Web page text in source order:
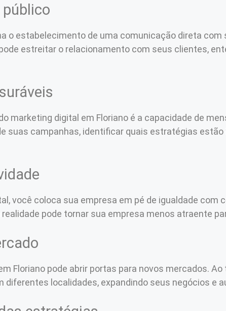
o estabelecimento de uma comunicação direta
estreitar o relacionamento com seus clientes,
marketing digital em Floriano é a capacidade de
suas campanhas, identificar quais estratégias
você coloca sua empresa em pé de igualdade com
pode tornar sua empresa menos atraente
Floriano pode abrir portas para novos mercados.
diferentes localidades, expandindo seus negócios e